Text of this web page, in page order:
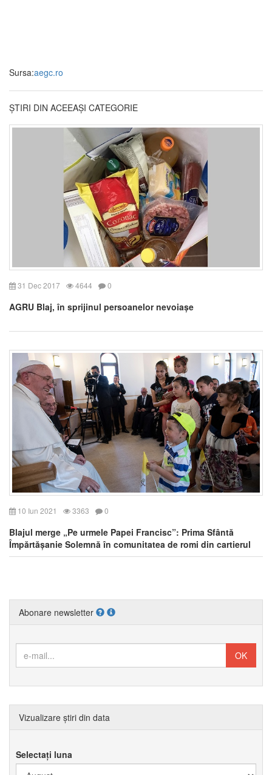
Sursa:aegc.ro
ȘTIRI DIN ACEEAȘI CATEGORIE
31 Dec 2017 4644 0
AGRU Blaj, în sprijinul persoanelor nevoiașe
10 Iun 2021 3363 0
Blajul merge „Pe urmele Papei Francisc”: Prima Sfântă
Împărtășanie Solemnă în comunitatea de romi din cartierul
Barbu Lăutaru
Abonare newsletter
Vizualizare știri din data
Selectați luna